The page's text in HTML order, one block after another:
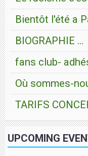
Bientôt l'été a
BIOGRAPHIE ...
fans club-
Où sommes-
TARIFS
UPCOMING